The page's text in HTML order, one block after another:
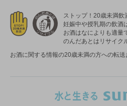
ストップ！20歳未満飲
妊娠中や授乳期の飲酒
お酒はなによりも適量
のんだあとはリサイク
お酒に関する情報の20歳未満の方への転送